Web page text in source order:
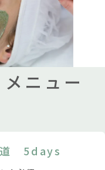
ニュー
道 5days